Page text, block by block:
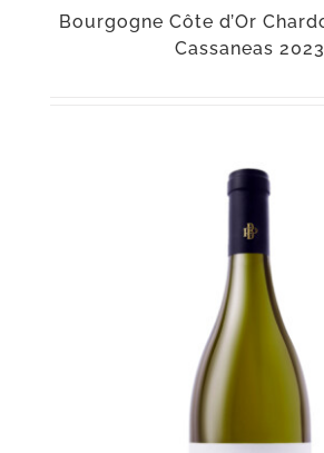
Bourgogne Côte d’Or
Cassaneas 2023